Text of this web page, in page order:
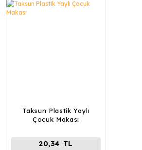
Taksun Plastik Yaylı
Çocuk Makası
20,34 TL